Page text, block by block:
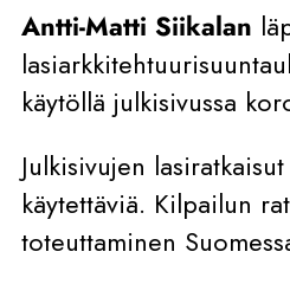
Antti-Matti Siikalan
käytöllä julkisivussa
Julkisivujen
käytettäviä. Kilpailun
toteuttaminen